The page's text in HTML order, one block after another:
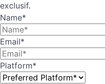
exclusif.
Name*
Email*
Platform*